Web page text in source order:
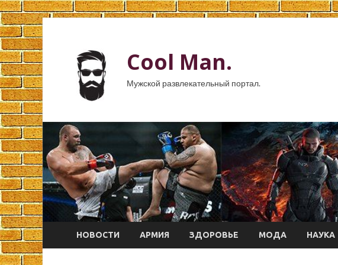
Cool Man.
Мужской развлекательный портал.
НОВОСТИ АРМИЯ ЗДОРОВЬЕ МОДА НАУКА